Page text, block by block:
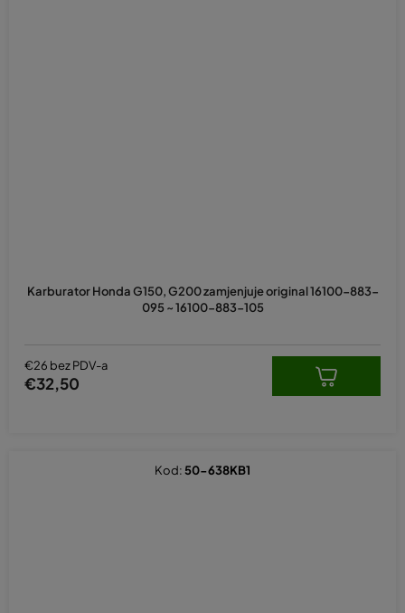
Karburator Honda G150, G200 zamjenjuje original 16100-883-
095 ~ 16100-883-105
€26 bez PDV-a
€32,50
Kod: 50-638KB1